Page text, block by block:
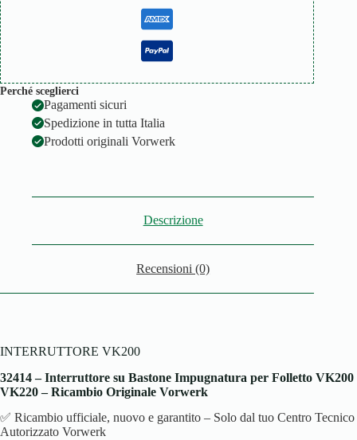
Perché sceglierci
Pagamenti sicuri
Spedizione in tutta Italia
Prodotti originali Vorwerk
Descrizione
Recensioni (0)
INTERRUTTORE VK200
32414 – Interruttore su Bastone Impugnatura per Folletto VK200
VK220 – Ricambio Originale Vorwerk
✅ Ricambio ufficiale, nuovo e garantito – Solo dal tuo Centro Tecnico
Autorizzato Vorwerk